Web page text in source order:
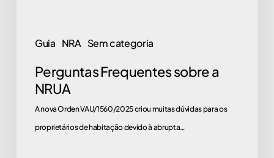
Guia NRA Sem categoria
Perguntas Frequentes sobre a
NRUA
A nova Orden VAU/1560/2025 criou muitas dúvidas para os
proprietários de habitação devido à abrupta…